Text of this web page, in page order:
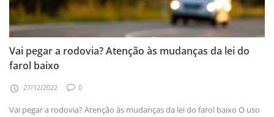
Vai pegar a rodovia? Atenção às mudanças da lei do
farol baixo
27/12/2022 0
Vai pegar a rodovia? Atenção às mudanças da lei do farol baixo O uso